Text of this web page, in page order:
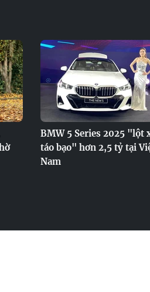
BMW 5 Series 2025 "lột
táo bạo" hơn 2,5 tỷ tại
Nam